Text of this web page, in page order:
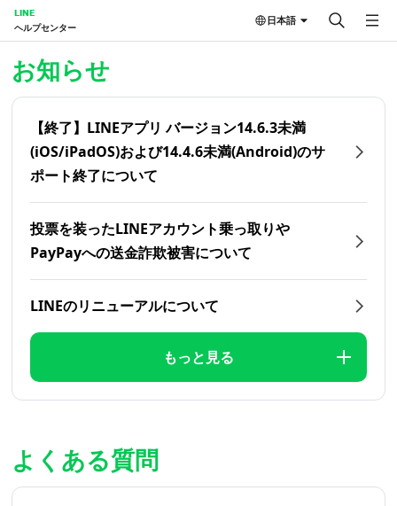
LINE
ヘルプセンター
日本語
お知らせ
【終了】LINEアプリ バージョン14.6.3未満
(iOS/iPadOS)および14.4.6未満(Android)のサ
ポート終了について
投票を装ったLINEアカウント乗っ取りや
PayPayへの送金詐欺被害について
LINEのリニューアルについて
もっと見る
よくある質問